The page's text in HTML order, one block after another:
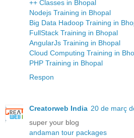
++ Classes in Bhopal
Nodejs Training in Bhopal
Big Data Hadoop Training in
FullStack Training in Bhopal
AngularJs Training in Bhopal
Cloud Computing Training in
PHP Training in Bhopal
Respon
Creatorweb India 20 de març
super your blog
andaman tour packages